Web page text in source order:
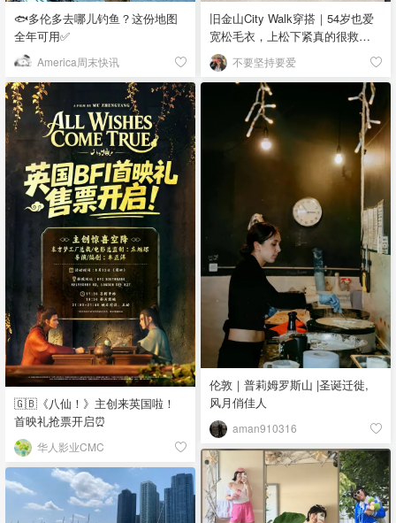
🐟多伦多去哪儿钓鱼？这份地图
全年可用✅
America周末快讯
旧金山City Walk穿搭｜54岁也爱
宽松毛衣，上松下紧真的很救比
例
不要坚持要爱
🇬🇧《八仙！》主创来英国啦！
首映礼抢票开启⏰
华人影业CMC
伦敦｜普莉姆罗斯山 |圣诞迁徙,
风月俏佳人
aman910316